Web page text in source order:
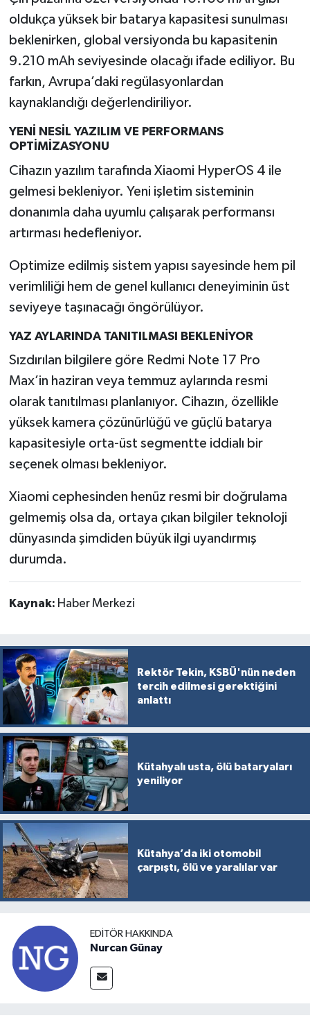
oldukça yüksek bir batarya kapasitesi sunulması
beklenirken, global versiyonda bu kapasitenin
9.210 mAh seviyesinde olacağı ifade ediliyor. Bu
farkın, Avrupa’daki regülasyonlardan
kaynaklandığı değerlendiriliyor.
YENİ NESİL YAZILIM VE PERFORMANS
OPTİMİZASYONU
Cihazın yazılım tarafında Xiaomi HyperOS 4 ile
gelmesi bekleniyor. Yeni işletim sisteminin
donanımla daha uyumlu çalışarak performansı
artırması hedefleniyor.
Optimize edilmiş sistem yapısı sayesinde hem pil
verimliliği hem de genel kullanıcı deneyiminin üst
seviyeye taşınacağı öngörülüyor.
YAZ AYLARINDA TANITILMASI BEKLENİYOR
Sızdırılan bilgilere göre Redmi Note 17 Pro
Max’in haziran veya temmuz aylarında resmi
olarak tanıtılması planlanıyor. Cihazın, özellikle
yüksek kamera çözünürlüğü ve güçlü batarya
kapasitesiyle orta-üst segmentte iddialı bir
seçenek olması bekleniyor.
Xiaomi cephesinden henüz resmi bir doğrulama
gelmemiş olsa da, ortaya çıkan bilgiler teknoloji
dünyasında şimdiden büyük ilgi uyandırmış
durumda.
Kaynak: Haber Merkezi
Rektör Tekin, KSBÜ'nün neden
tercih edilmesi gerektiğini
anlattı
Kütahyalı usta, ölü bataryaları
yeniliyor
Kütahya’da iki otomobil
çarpıştı, ölü ve yaralılar var
EDITÖR HAKKINDA
Nurcan Günay